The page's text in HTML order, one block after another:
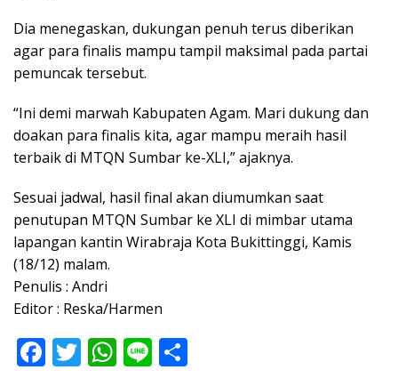
Dia menegaskan, dukungan penuh terus diberikan
agar para finalis mampu tampil maksimal pada partai
pemuncak tersebut.
“Ini demi marwah Kabupaten Agam. Mari dukung dan
doakan para finalis kita, agar mampu meraih hasil
terbaik di MTQN Sumbar ke-XLI,” ajaknya.
Sesuai jadwal, hasil final akan diumumkan saat
penutupan MTQN Sumbar ke XLI di mimbar utama
lapangan kantin Wirabraja Kota Bukittinggi, Kamis
(18/12) malam.
Penulis : Andri
Editor : Reska/Harmen
F T W Li